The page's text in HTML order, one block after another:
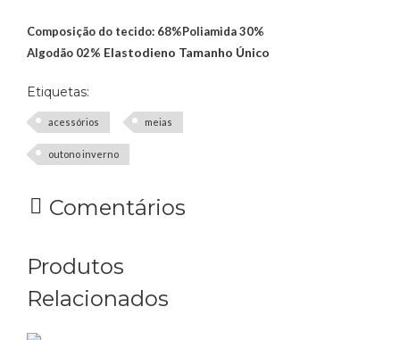
Composição do tecido: 68%Poliamida 30%
Algodão 02% Elastodieno Tamanho Único
Etiquetas:
acessórios meias
outono inverno
Comentários
Produtos
Relacionados